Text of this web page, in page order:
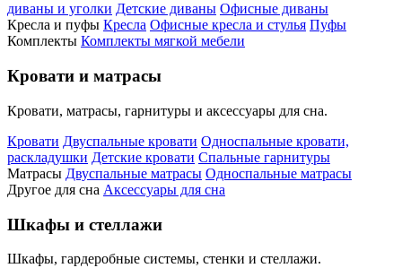
диваны и уголки Детские диваны Офисные диваны
Кресла и пуфы Кресла Офисные кресла и стулья Пуфы
Комплекты Комплекты мягкой мебели
Кровати и матрасы
Кровати, матрасы, гарнитуры и аксессуары для сна.
Кровати Двуспальные кровати Односпальные кровати,
раскладушки Детские кровати Спальные гарнитуры
Матрасы Двуспальные матрасы Односпальные матрасы
Другое для сна Аксессуары для сна
Шкафы и стеллажи
Шкафы, гардеробные системы, стенки и стеллажи.